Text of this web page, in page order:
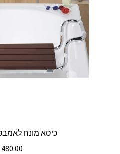
כיסא מונח
480.00